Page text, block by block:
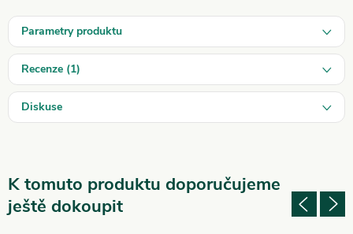
Parametry produktu
Recenze (1)
Diskuse
K tomuto produktu doporučujeme
ještě dokoupit